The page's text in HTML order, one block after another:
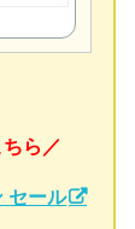
ら／
セール